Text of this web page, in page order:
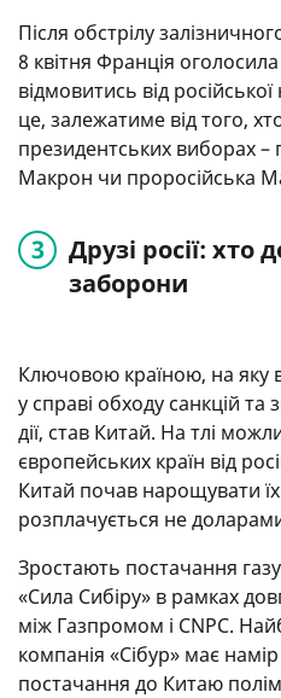
Після обстрілу
8 квітня Франція
відмовитись від
це, залежатиме від того,
президентських виборах
Макрон чи проросійська
Друзі росії: хто
заборони
Ключовою країною, на яку
у справі обходу санкцій та
дії, став Китай. На тлі
європейських країн від
Китай почав нарощувати
розплачується не
Зростають постачання
«Сила Сибіру» в рамках
між Газпромом і CNPC.
компанія «Сібур» має
постачання до Китаю